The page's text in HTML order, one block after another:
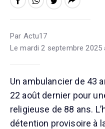
Par Actu17
Le mardi 2 septembre 2025
Un ambulancier de 43
22 août dernier pour
religieuse de 88 ans.
détention provisoire à